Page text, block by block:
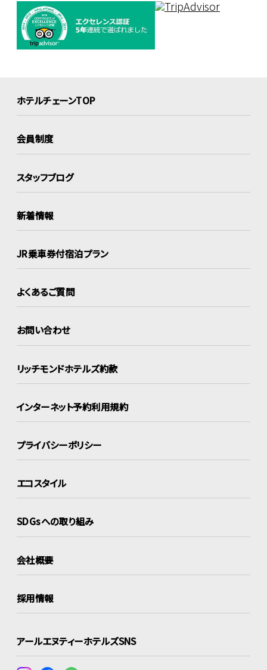
ホテルチェーンTOP
会員制度
スタッフブログ
新着情報
JR乗車券付宿泊プラン
よくあるご質問
お問い合わせ
リッチモンドホテルズ約款
インターネット予約利用規約
プライバシーポリシー
エコスタイル
SDGsへの取り組み
会社概要
採用情報
アールエヌティーホテルズSNS